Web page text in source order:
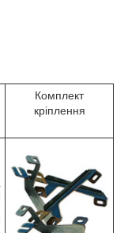
Комплект
кріплення